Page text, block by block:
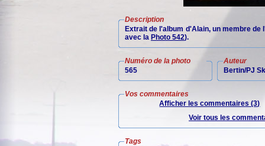
Description
Extrait de l'album d'Alain, un membre
avec la Photo 542).
Numéro de la photo
565
Auteur
Bertin/PJ
Vos commentaires
Afficher les commentaires (3)
Voir tous les
Tags